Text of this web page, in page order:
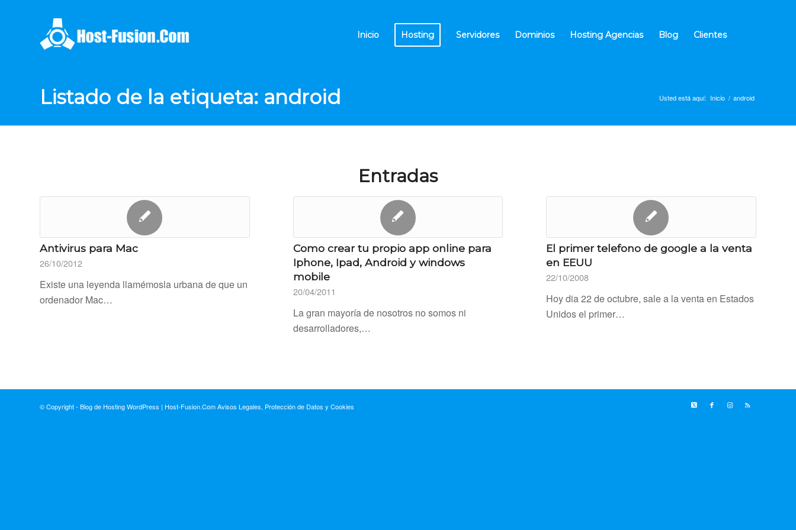
Inicio Hosting Servidores Dominios Hosting Agencias Blog Clientes
Listado de la etiqueta: android Usted está aquí: Inicio / android
Entradas
Antivirus para Mac
26/10/2012
Existe una leyenda llamémosla urbana de que un
ordenador Mac…
Como crear tu propio app online para
Iphone, Ipad, Android y windows
mobile
20/04/2011
La gran mayoría de nosotros no somos ni
desarrolladores,…
El primer telefono de google a la venta
en EEUU
22/10/2008
Hoy dia 22 de octubre, sale a la venta en Estados
Unidos el primer…
© Copyright - Blog de Hosting WordPress | Host-Fusion.ComAvisos Legales, Protección de Datos y Cookies